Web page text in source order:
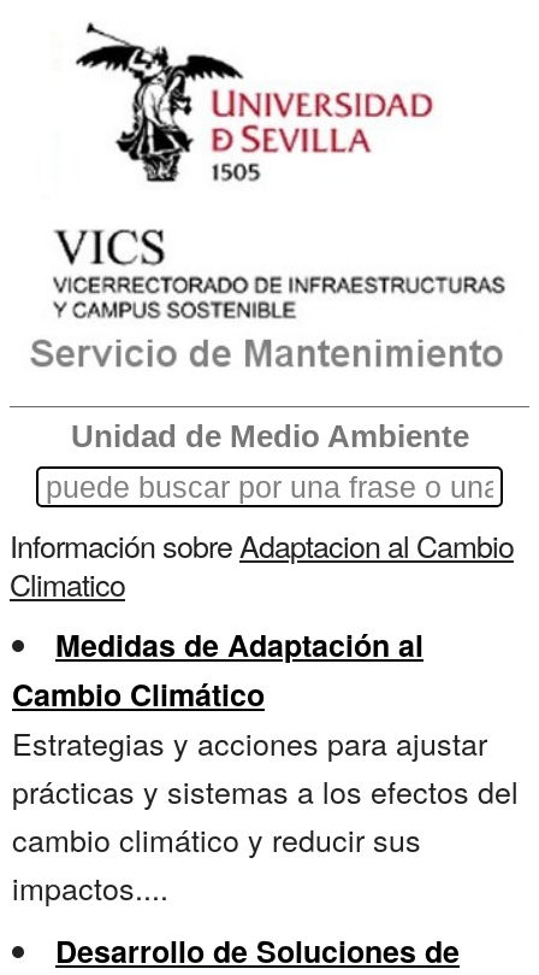
Unidad de Medio Ambiente
Información sobreAdaptacion al Cambio
Climatico
Medidas de Adaptación al
Cambio Climático
Estrategias y acciones para ajustar
prácticas y sistemas a los efectos del
cambio climático y reducir sus
impactos....
Desarrollo de Soluciones de